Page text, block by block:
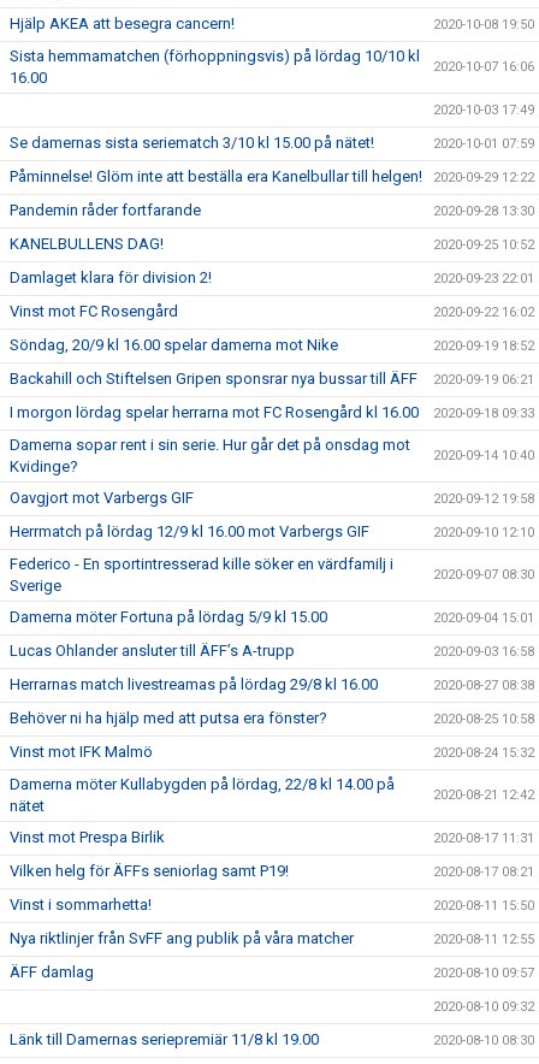
Hjälp AKEA att besegra cancern! 2020-10-08 19:50
Sista hemmamatchen (förhoppningsvis) på lördag 10/10 kl
16.00
2020-10-07 16:06
2020-10-03 17:49
Se damernas sista seriematch 3/10 kl 15.00 på nätet! 2020-10-01 07:59
Påminnelse! Glöm inte att beställa era Kanelbullar till helgen! 2020-09-29 12:22
Pandemin råder fortfarande 2020-09-28 13:30
KANELBULLENS DAG! 2020-09-25 10:52
Damlaget klara för division 2! 2020-09-23 22:01
Vinst mot FC Rosengård 2020-09-22 16:02
Söndag, 20/9 kl 16.00 spelar damerna mot Nike 2020-09-19 18:52
Backahill och Stiftelsen Gripen sponsrar nya bussar till ÄFF 2020-09-19 06:21
I morgon lördag spelar herrarna mot FC Rosengård kl 16.00 2020-09-18 09:33
Damerna sopar rent i sin serie. Hur går det på onsdag mot
Kvidinge?
2020-09-14 10:40
Oavgjort mot Varbergs GIF 2020-09-12 19:58
Herrmatch på lördag 12/9 kl 16.00 mot Varbergs GIF 2020-09-10 12:10
Federico - En sportintresserad kille söker en värdfamilj i
Sverige
2020-09-07 08:30
Damerna möter Fortuna på lördag 5/9 kl 15.00 2020-09-04 15:01
Lucas Ohlander ansluter till ÄFF’s A-trupp 2020-09-03 16:58
Herrarnas match livestreamas på lördag 29/8 kl 16.00 2020-08-27 08:38
Behöver ni ha hjälp med att putsa era fönster? 2020-08-25 10:58
Vinst mot IFK Malmö 2020-08-24 15:32
Damerna möter Kullabygden på lördag, 22/8 kl 14.00 på
nätet
2020-08-21 12:42
Vinst mot Prespa Birlik 2020-08-17 11:31
Vilken helg för ÄFFs seniorlag samt P19! 2020-08-17 08:21
Vinst i sommarhetta! 2020-08-11 15:50
Nya riktlinjer från SvFF ang publik på våra matcher 2020-08-11 12:55
ÄFF damlag 2020-08-10 09:57
2020-08-10 09:32
Länk till Damernas seriepremiär 11/8 kl 19.00 2020-08-10 08:30